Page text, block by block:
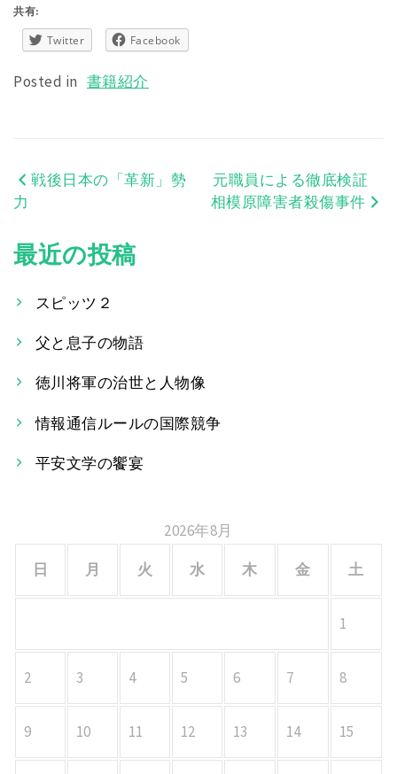
共有:
Twitter Facebook
Posted in 書籍紹介
投
ナ
ビ
シ
ョ
ン
戦後日本の「革新」勢
力
元職員による徹底検証
相模原障害者殺傷事件
最近の投稿
スピッツ２
父と息子の物語
徳川将軍の治世と人物像
情報通信ルールの国際競争
平安文学の饗宴
2026年8月
日
月 火 水 木 金 土
1
2 3 4 5 6 7 8
9 10 11 12 13 14 15